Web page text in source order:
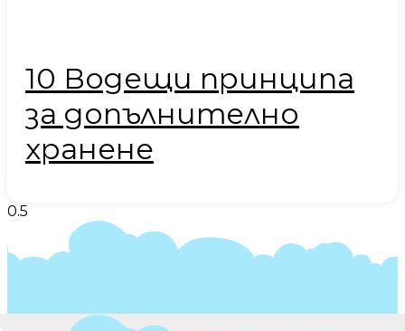
10 Водещи принципа
за допълнително
хранене